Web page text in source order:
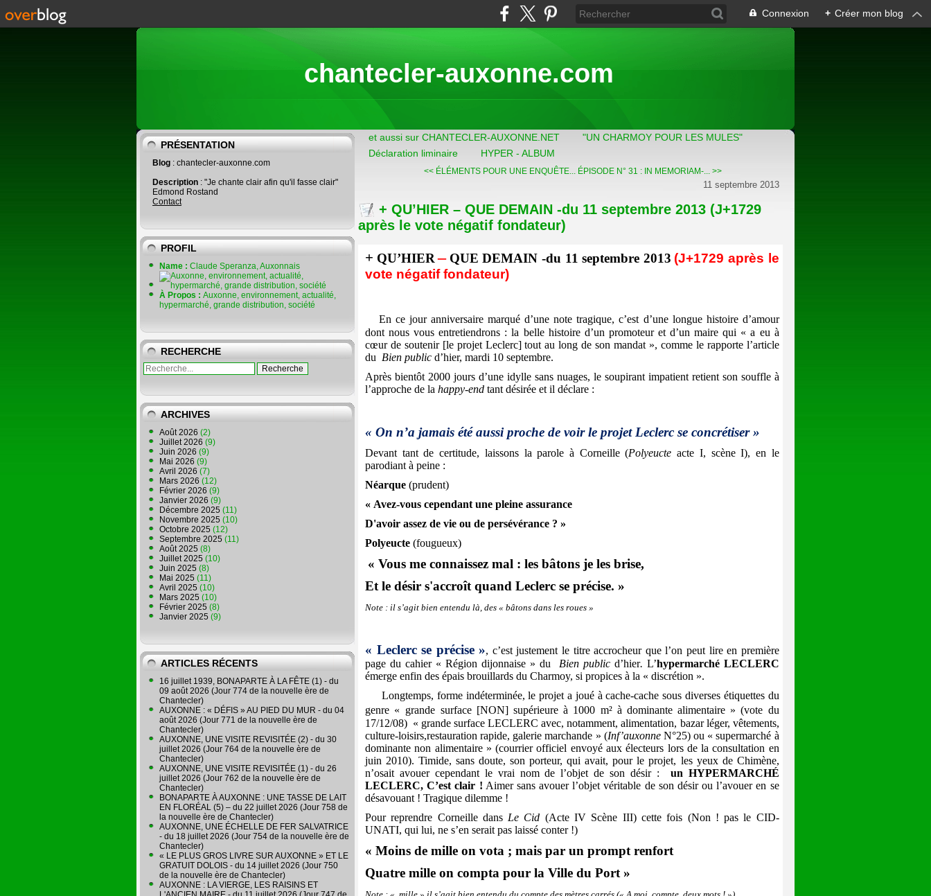
Connexion + Créer mon blog
chantecler-auxonne.com
PRÉSENTATION
Blog : chantecler-auxonne.com
Description : "Je chante clair afin qu'il fasse clair"
Edmond Rostand
Contact
PROFIL
Name : Claude Speranza, Auxonnais
À Propos : Auxonne, environnement, actualité,
hypermarché, grande distribution, société
RECHERCHE
ARCHIVES
Août 2026 (2)
Juillet 2026 (9)
Juin 2026 (9)
Mai 2026 (9)
Avril 2026 (7)
Mars 2026 (12)
Février 2026 (9)
Janvier 2026 (9)
Décembre 2025 (11)
Novembre 2025 (10)
Octobre 2025 (12)
Septembre 2025 (11)
Août 2025 (8)
Juillet 2025 (10)
Juin 2025 (8)
Mai 2025 (11)
Avril 2025 (10)
Mars 2025 (10)
Février 2025 (8)
Janvier 2025 (9)
ARTICLES RÉCENTS
16 juillet 1939, BONAPARTE À LA FÊTE (1) - du
09 août 2026 (Jour 774 de la nouvelle ère de
Chantecler)
AUXONNE : « DÉFIS » AU PIED DU MUR - du 04
août 2026 (Jour 771 de la nouvelle ère de
Chantecler)
AUXONNE, UNE VISITE REVISITÉE (2) - du 30
juillet 2026 (Jour 764 de la nouvelle ère de
Chantecler)
AUXONNE, UNE VISITE REVISITÉE (1) - du 26
juillet 2026 (Jour 762 de la nouvelle ère de
Chantecler)
BONAPARTE À AUXONNE : UNE TASSE DE LAIT
EN FLORÉAL (5) – du 22 juillet 2026 (Jour 758 de
la nouvelle ère de Chantecler)
AUXONNE, UNE ÉCHELLE DE FER SALVATRICE
- du 18 juillet 2026 (Jour 754 de la nouvelle ère de
Chantecler)
« LE PLUS GROS LIVRE SUR AUXONNE » ET LE
GRATUIT DOLOIS - du 14 juillet 2026 (Jour 750
de la nouvelle ère de Chantecler)
AUXONNE : LA VIERGE, LES RAISINS ET
et aussi sur CHANTECLER-AUXONNE.NET
"UN CHARMOY POUR LES MULES"
Déclaration liminaire
HYPER - ALBUM
<< ÉLÉMENTS POUR UNE ENQUÊTE... ÉPISODE N° 31 : IN MEMORIAM-... >>
11 septembre 2013
+ QU’HIER – QUE DEMAIN -du 11 septembre 2013 (J+1729
après le vote négatif fondateur)
+ QU’HIER – QUE DEMAIN -du 11 septembre 2013 (J+1729 après le
vote négatif fondateur)
En ce jour anniversaire marqué d’une note tragique, c’est d’une longue histoire d’amour
dont nous vous entretiendrons : la belle histoire d’un promoteur et d’un maire qui « a eu à
cœur de soutenir [le projet Leclerc] tout au long de son mandat », comme le rapporte l’article
du Bien public d’hier, mardi 10 septembre.
Après bientôt 2000 jours d’une idylle sans nuages, le soupirant impatient retient son souffle à
l’approche de la happy-end tant désirée et il déclare :
« On n’a jamais été aussi proche de voir le projet Leclerc se concrétiser »
Devant tant de certitude, laissons la parole à Corneille (Polyeucte acte I, scène I), en le
parodiant à peine :
Néarque (prudent)
« Avez-vous cependant une pleine assurance
D'avoir assez de vie ou de persévérance ? »
Polyeucte (fougueux)
« Vous me connaissez mal : les bâtons je les brise,
Et le désir s'accroît quand Leclerc se précise. »
Note : il s’agit bien entendu là, des « bâtons dans les roues »
« Leclerc se précise », c’est justement le titre accrocheur que l’on peut lire en première
page du cahier « Région dijonnaise » du
Bien publicd’hier. L’hypermarché LECLERC
émerge enfin des épais brouillards du Charmoy, si propices à la « discrétion ».
Longtemps, forme indéterminée, le projet a joué à cache-cache sous diverses étiquettes du
genre « grande surface [NON] supérieure à 1000 m² à dominante alimentaire » (vote du
17/12/08) « grande surface LECLERC avec, notamment, alimentation, bazar léger, vêtements,
culture-loisirs,restauration rapide, galerie marchande » (Inf’auxonneN°25) ou « supermarché à
dominante non alimentaire » (courrier officiel envoyé aux électeurs lors de la consultation en
juin 2010). Timide, sans doute, son porteur, qui avait, pour le projet, les yeux de Chimène,
n’osait avouer cependant le vrai nom de l’objet de son désir :
un HYPERMARCHÉ
LECLERC, C’est clair ! Aimer sans avouer l’objet véritable de son désir ou l’avouer en se
désavouant ! Tragique dilemme !
Pour reprendre Corneille dans Le Cid (Acte IV Scène III) cette fois (Non ! pas le CID-
UNATI, qui lui, ne s’en serait pas laissé conter !)
« Moins de mille on vota ; mais par un prompt renfort
Quatre mille on compta pour la Ville du Port »